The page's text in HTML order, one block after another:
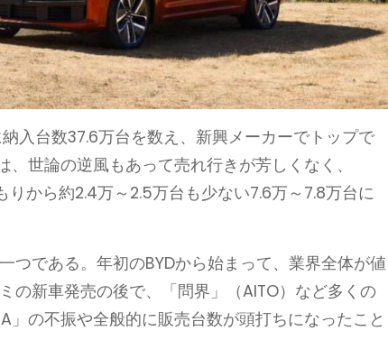
入台数37.6万台を数え、新興メーカーでトップで
世論の逆風もあって売れ行きが芳しくなく、
から約2.4万～2.5万台も少ない7.6万～7.8万台に
つである。年初のBYDから始まって、業界全体が値
の新車発売の後で、「問界」（AITO）など多くの
」の不振や全般的に販売台数が頭打ちになったこと